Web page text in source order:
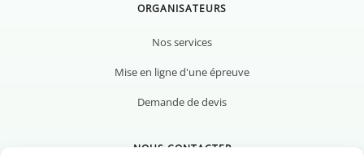
ORGANISATEURS
Nos services
Mise en ligne d'une épreuve
Demande de devis
NOUS CONTACTER